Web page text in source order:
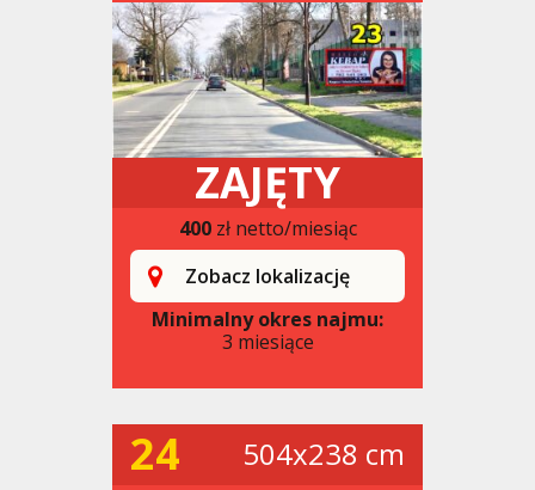
ZAJĘTY
400zł netto/miesiąc
Zobacz lokalizację
Minimalny okres najmu:
3 miesiące
24 504x238 cm